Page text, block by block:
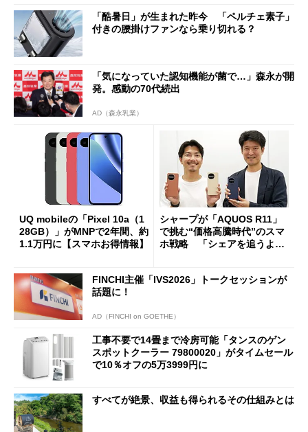
「酷暑日」が生まれた昨今 「ペルチェ素子」
付きの腰掛けファンなら乗り切れる？
「気になっていた認知機能が菌で…」森永が開
発。感動の70代続出
AD（森永乳業）
UQ mobileの「Pixel 10a（1
28GB）」がMNPで2年間、約
1.1万円に【スマホお得情報】
シャープが「AQUOS R11」
で挑む“価格高騰時代”のスマ
ホ戦略 「シェアを追うより
FINCHI主催「IVS2026」トークセッションが
話題に！
AD（FINCHI on GOETHE）
工事不要で14畳まで冷房可能「タンスのゲン
スポットクーラー 79800020」がタイムセール
で10％オフの5万3999円に
すべてが絶景、収益も得られるその仕組みとは